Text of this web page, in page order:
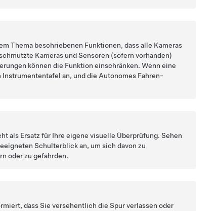
Thema beschriebenen Funktionen, dass alle Kameras
Kameras und Sensoren (sofern vorhanden)
können die Funktion einschränken. Wenn eine
Instrumententafel an, und die Autonomes Fahren-
als Ersatz für Ihre eigene visuelle Überprüfung. Sehen
Schulterblick an, um sich davon zu
oder zu gefährden.
dass Sie versehentlich die Spur verlassen oder